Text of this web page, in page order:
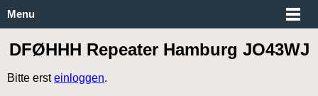
Menu
DFØHHH Repeater Hamburg JO43WJ
Bitte ersteinloggen.